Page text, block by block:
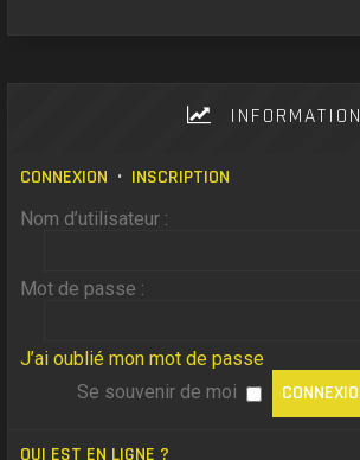
INFORMATION
CONNEXION • INSCRIPTION
Nom d’utilisateur :
Mot de passe :
J’ai oublié mon mot de passe
Se souvenir de moi
QUI EST EN LIGNE ?